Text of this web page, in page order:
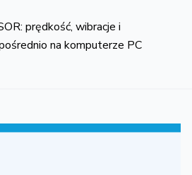
prędkość, wibracje i
na komputerze PC